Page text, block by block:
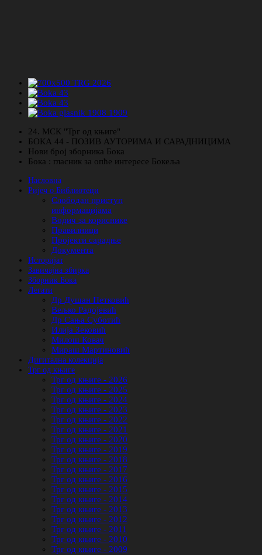
24. МСК "Трг од књиге"
БОКА 44 - ПОЗИВ АУТОРИМА И САРАДНИЦИМА
Нови број зборника Бока
Бока : гласник за опће интересе Бокеља
Насловна
Ријеч о Библиотеци
Слободан приступ
информацијама
Водич за кориснике
Правилници
Пројекти сарадње
Документа
Историјат
Завичајна збирка
Зборник Бока
Легати
Др Душан Петковић
Вељко Радојевић
Др Сања Суботић
Илија Зековић
Милош Ковач
Мираш Мартиновић
Дигитална колекција
Трг од књиге
Трг од књиге - 2026
Трг од књиге - 2025
Трг од књиге - 2024
Трг од књиге - 2023
Трг од књиге - 2022
Трг од књиге - 2021
Трг од књиге - 2020
Трг од књиге - 2019
Трг од књиге - 2018
Трг од књиге - 2017
Трг од књиге - 2016
Трг од књиге - 2015
Трг од књиге - 2014
Трг од књиге - 2013
Трг од књиге - 2012
Трг од књиге - 2011
Трг од књиге - 2010
Трг од књиге - 2009